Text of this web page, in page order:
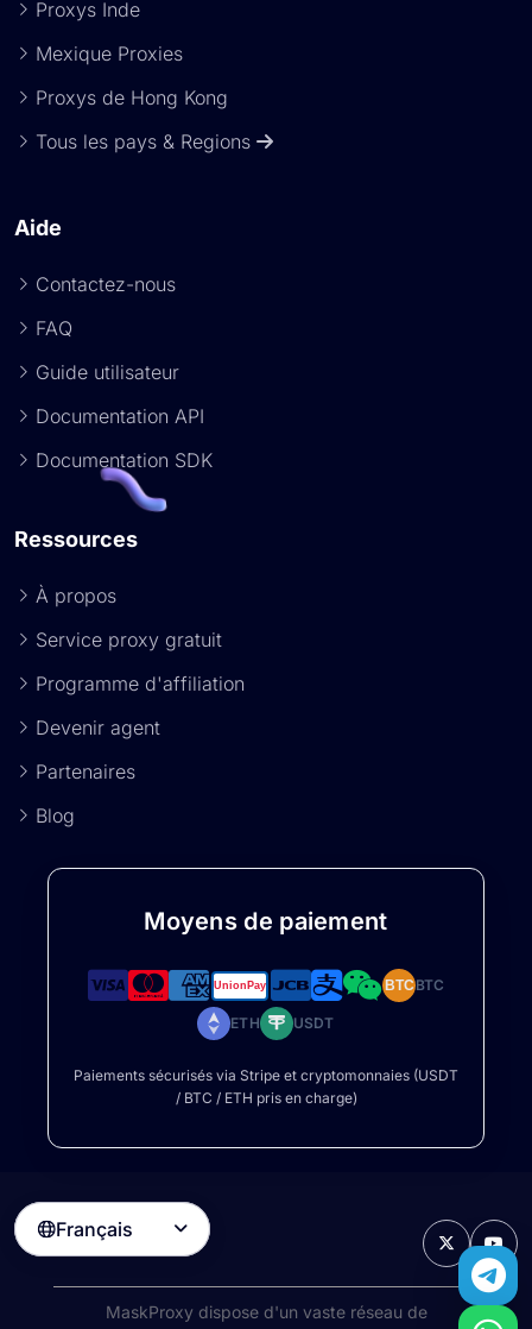
Proxys Inde
Mexique Proxies
Proxys de Hong Kong
Tous les pays & Regions
Aide
Contactez-nous
FAQ
Guide utilisateur
Documentation API
Documentation SDK
Ressources
À propos
Service proxy gratuit
Programme d'affiliation
Devenir agent
Partenaires
Blog
Moyens de paiement
BTCBTC
ETH USDT
Paiements sécurisés via Stripe et cryptomonnaies (USDT
/ BTC / ETH pris en charge)
Français 
MaskProxy dispose d'un vaste réseau de